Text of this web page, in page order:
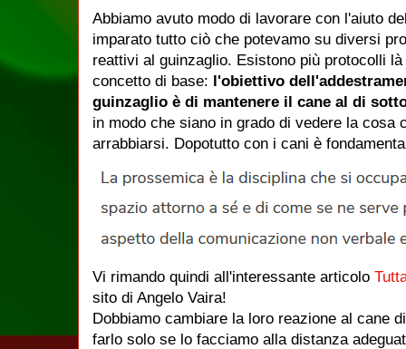
Abbiamo avuto modo di lavorare con l'aiuto
imparato tutto ciò che potevamo su diversi
reattivi al guinzaglio. Esistono più protocolli
concetto di base: l'obiettivo
guinzaglio è di mantenere il cane al di
in modo che siano in grado di vedere la cosa
arrabbiarsi. Dopotutto con i cani è
Vi rimando quindi all'interessante articolo
sito di Angelo Vaira!
Dobbiamo cambiare la loro reazione al cane
farlo solo se lo facciamo alla distanza